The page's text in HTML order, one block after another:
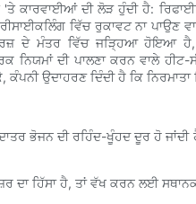
ਕਾਰਵਾਈਆਂ ਦੀ ਲੋੜ ਹੁੰਦੀ ਹੈ:
ਵਿੱਚ ਰੁਕਾਵਟ ਨਾ ਪਾਉਣ
ਦੇ ਮੰਤਰ ਵਿੱਚ ਜੜ੍ਹਿਆ ਹੋਇਆ ਹੈ,
ਨਿਯਮਾਂ ਦੀ ਪਾਲਣਾ ਕਰਨ ਵਾਲੇ
ਉਦਾਹਰਣ ਦਿੰਦੀ ਹੈ ਕਿ ਨਿਰਮਾਤਾ
ਭੋਜਨ ਦੀ ਰਹਿੰਦ-ਖੂੰਹਦ ਦੂਰ ਹੋ
ਹਿੱਸਾ ਹੈ, ਤਾਂ ਵੱਖ ਕਰਨ ਲਈ ਸਥਾਨਕ